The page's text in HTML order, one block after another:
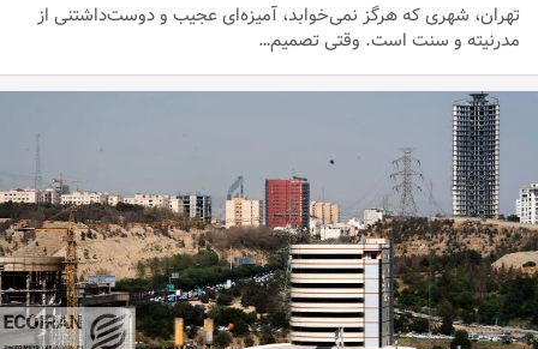
تهران، شهری که هرگز نمی‌خوابد، آمیزه‌ای عجیب و دوست‌داشتنی از
مدرنیته و سنت است. وقتی تصمیم…